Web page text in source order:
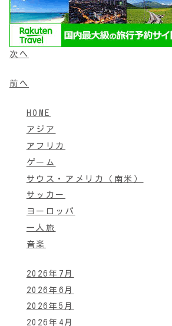
次へ
前へ
HOME
アジア
アフリカ
ゲーム
サウス・アメリカ（南米）
サッカー
ヨーロッパ
一人旅
音楽
2026年7月
2026年6月
2026年5月
2026年4月